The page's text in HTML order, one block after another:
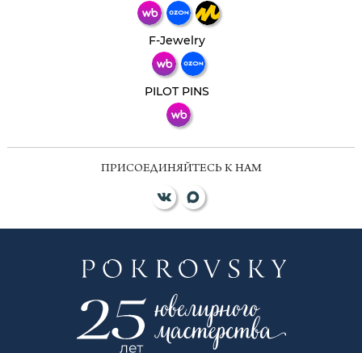
F-Jewelry
PILOT PINS
ПРИСОЕДИНЯЙТЕСЬ К НАМ